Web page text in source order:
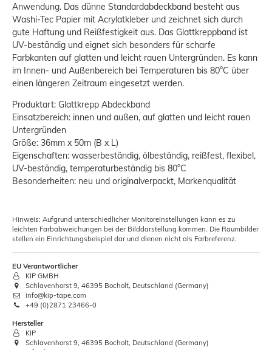
Anwendung. Das dünne Standardabdeckband besteht aus
Washi-Tec Papier mit Acrylatkleber und zeichnet sich durch
gute Haftung und Reißfestigkeit aus. Das Glattkreppband ist
UV-beständig und eignet sich besonders für scharfe
Farbkanten auf glatten und leicht rauen Untergründen. Es kann
im Innen- und Außenbereich bei Temperaturen bis 80°C über
einen längeren Zeitraum eingesetzt werden.
Produktart: Glattkrepp Abdeckband
Einsatzbereich: innen und außen, auf glatten und leicht rauen
Untergründen
Größe: 36mm x 50m (B x L)
Eigenschaften: wasserbeständig, ölbeständig, reißfest, flexibel,
UV-beständig, temperaturbeständig bis 80°C
Besonderheiten: neu und originalverpackt, Markenqualität
Hinweis: Aufgrund unterschiedlicher Monitoreinstellungen kann es zu
leichten Farbabweichungen bei der Bilddarstellung kommen. Die Raumbilder
stellen ein Einrichtungsbeispiel dar und dienen nicht als Farbreferenz.
EU Verantwortlicher
KIP GMBH
Schlavenhorst 9, 46395 Bocholt, Deutschland (Germany)
info@kip-tape.com
+49 (0)2871 23466-0
Hersteller
KIP
Schlavenhorst 9, 46395 Bocholt, Deutschland (Germany)